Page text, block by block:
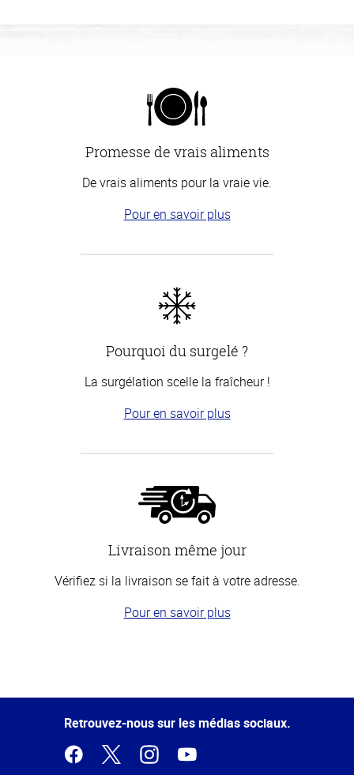
Promesse de vrais aliments
De vrais aliments pour la vraie vie.
Pour en savoir plus
Pourquoi du surgelé ?
La surgélation scelle la fraîcheur !
Pour en savoir plus
Livraison même jour
Vérifiez si la livraison se fait à votre adresse.
Pour en savoir plus
de la
Retrouvez-nous sur les médias sociaux.